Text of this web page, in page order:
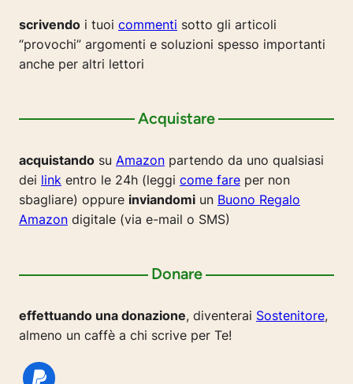
scrivendo i tuoi commenti sotto gli articoli
“provochi” argomenti e soluzioni spesso importanti
anche per altri lettori
Acquistare
acquistando su Amazon partendo da uno qualsiasi
dei link entro le 24h (leggi come fare per non
sbagliare) oppure inviandomi un Buono Regalo
Amazon digitale (via e-mail o SMS)
Donare
effettuando una donazione, diventerai Sostenitore,
almeno un caffè a chi scrive per Te!